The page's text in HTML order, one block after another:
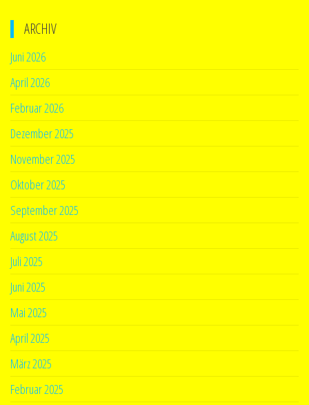
ARCHIV
Juni 2026
April 2026
Februar 2026
Dezember 2025
November 2025
Oktober 2025
September 2025
August 2025
Juli 2025
Juni 2025
Mai 2025
April 2025
März 2025
Februar 2025